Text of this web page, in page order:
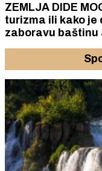
ZEMLJA DIDE
turizma ili kako je don Stipe Perkov oteo
zaboravu baštinu